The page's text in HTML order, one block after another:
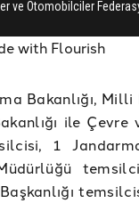
Bakanlığı, Milli
ile Çevre
1